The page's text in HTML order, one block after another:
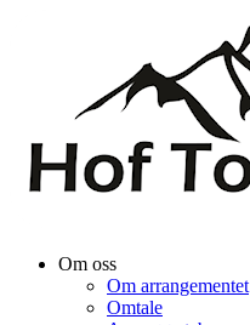
Om oss
Om arrangementet
Omtale